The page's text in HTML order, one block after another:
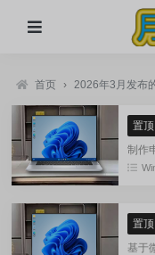
首页 › 2026年3月发布
置顶
制作
压缩
置顶
基于